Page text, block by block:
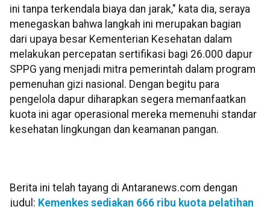
ini tanpa terkendala biaya dan jarak," kata dia, seraya
menegaskan bahwa langkah ini merupakan bagian
dari upaya besar Kementerian Kesehatan dalam
melakukan percepatan sertifikasi bagi 26.000 dapur
SPPG yang menjadi mitra pemerintah dalam program
pemenuhan gizi nasional. Dengan begitu para
pengelola dapur diharapkan segera memanfaatkan
kuota ini agar operasional mereka memenuhi standar
kesehatan lingkungan dan keamanan pangan.
Berita ini telah tayang di Antaranews.com dengan
judul: Kemenkes sediakan 666 ribu kuota pelatihan